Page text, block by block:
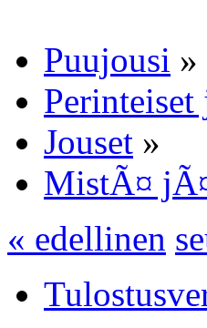
Puujousi »
Jouset »
MistÃ¤
« edellinen